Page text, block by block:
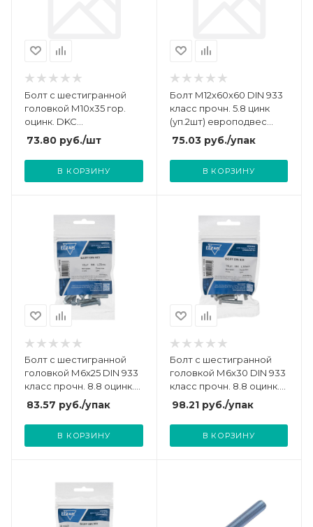
Болт с шестигранной
головкой М10х35 гор.
оцинк. DKC
CM081035HDZ
73.80 руб./шт
В КОРЗИНУ
Болт М12х60х60 DIN 933
класс прочн. 5.8 цинк
(уп.2шт) европодвес
СТРОЙМЕТИЗ 30111912
75.03руб./упак
В КОРЗИНУ
Болт с шестигранной
головкой М6х25 DIN 933
класс прочн. 8.8 оцинк.
(пакет) (уп.18шт) Tech-
Krep/Zitar 102958
83.57 руб./упак
В КОРЗИНУ
Болт с шестигранной
головкой М6х30 DIN 933
класс прочн. 8.8 оцинк.
(пакет) (уп.16шт) Tech-
Krep/Zitar 102959
98.21руб./упак
В КОРЗИНУ